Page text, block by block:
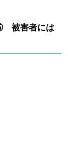
被害者には